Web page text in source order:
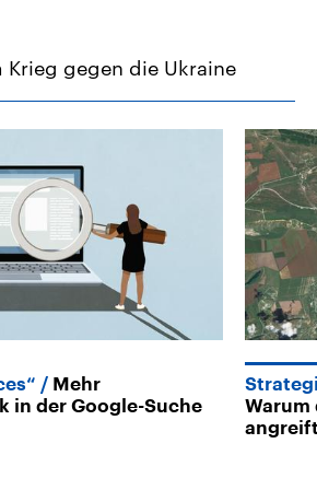
Krieg gegen die Ukraine
Mehr
in der Google-Suche
Warum